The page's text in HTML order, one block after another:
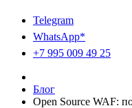
Telegram
WhatsApp*
+7 995 009 49 25
Блог
Open Source WAF: